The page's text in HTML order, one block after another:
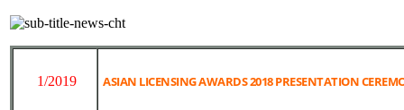
1/2019 ASIAN LICENSING AWARDS 2018 PRESENTATION